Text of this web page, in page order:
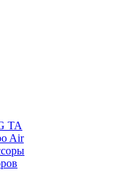
TA
Air